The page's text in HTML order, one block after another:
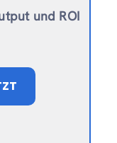
und ROI